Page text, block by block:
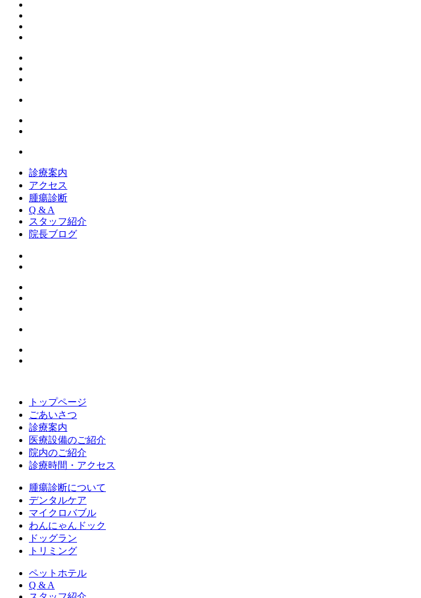
診療案内
アクセス
腫瘍診断
Q & A
スタッフ紹介
院長ブログ
トップページ
ごあいさつ
診療案内
医療設備のご紹介
院内のご紹介
診療時間・アクセス
腫瘍診断について
デンタルケア
マイクロバブル
わんにゃんドック
ドッグラン
トリミング
ペットホテル
Q & A